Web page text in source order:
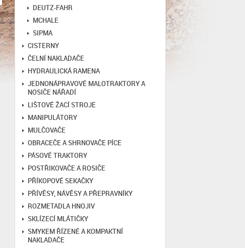
DEUTZ-FAHR
MCHALE
SIPMA
CISTERNY
ČELNÍ NAKLADAČE
HYDRAULICKÁ RAMENA
JEDNONÁPRAVOVÉ MALOTRAKTORY A
NOSIČE NÁŘADÍ
LIŠTOVÉ ŽACÍ STROJE
MANIPULÁTORY
MULČOVAČE
OBRACEČE A SHRNOVAČE PÍCE
PÁSOVÉ TRAKTORY
POSTŘIKOVAČE A ROSIČE
PŘÍKOPOVÉ SEKAČKY
PŘÍVĚSY, NÁVĚSY A PŘEPRAVNÍKY
ROZMETADLA HNOJIV
SKLÍZECÍ MLÁTIČKY
SMYKEM ŘÍZENÉ A KOMPAKTNÍ
NAKLADAČE